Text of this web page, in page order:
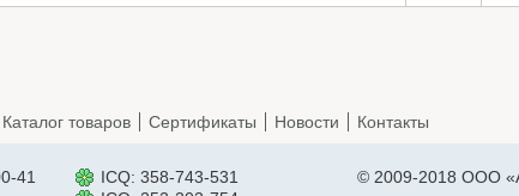
Каталог товаров Сертификаты Новости Контакты
41
ICQ: 358-743-531
© 2009-2018 ООО